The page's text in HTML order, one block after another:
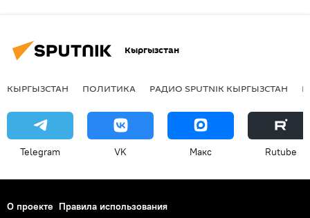
Кыргызстан
КЫРГЫЗСТАН ПОЛИТИКА РАДИО SPUTNIK КЫРГЫЗСТАН
Telegram VK Макс Rutube
О проекте Правила использования